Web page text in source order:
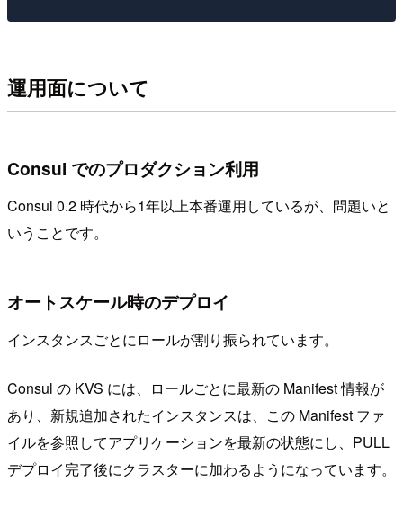
運用面について
Consul でのプロダクション利用
Consul 0.2 時代から1年以上本番運用しているが、問題いと
いうことです。
オートスケール時のデプロイ
インスタンスごとにロールが割り振られています。
Consul の KVS には、ロールごとに最新の Manifest 情報が
あり、新規追加されたインスタンスは、この Manifest ファ
イルを参照してアプリケーションを最新の状態にし、PULL
デプロイ完了後にクラスターに加わるようになっています。